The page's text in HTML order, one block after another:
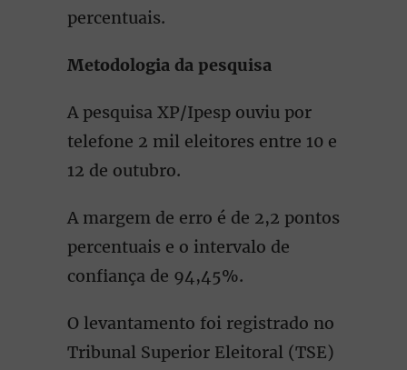
percentuais.
Metodologia da pesquisa
A pesquisa XP/Ipesp ouviu por
telefone 2 mil eleitores entre 10 e
12 de outubro.
A margem de erro é de 2,2 pontos
percentuais e o intervalo de
confiança de 94,45%.
O levantamento foi registrado no
Tribunal Superior Eleitoral (TSE)